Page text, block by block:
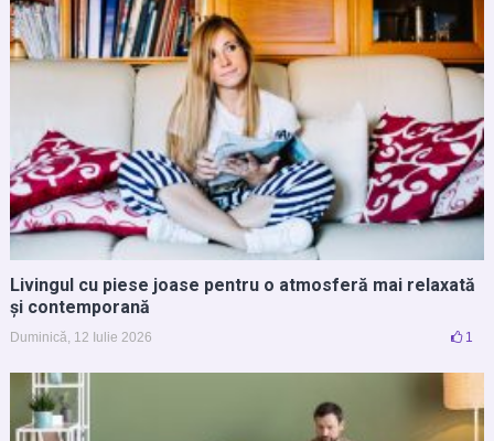
Livingul cu piese joase pentru o atmosferă mai relaxată
și contemporană
Duminică, 12 Iulie 2026 1